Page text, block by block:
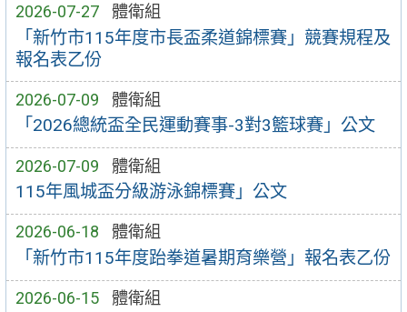
2026-07-27 體衛組
「新竹市115年度市長盃柔道錦標賽」競賽規程及
報名表乙份
2026-07-09 體衛組
「2026總統盃全民運動賽事-3對3籃球賽」公文
2026-07-09 體衛組
115年風城盃分級游泳錦標賽」公文
2026-06-18 體衛組
「新竹市115年度跆拳道暑期育樂營」報名表乙份
2026-06-15 體衛組